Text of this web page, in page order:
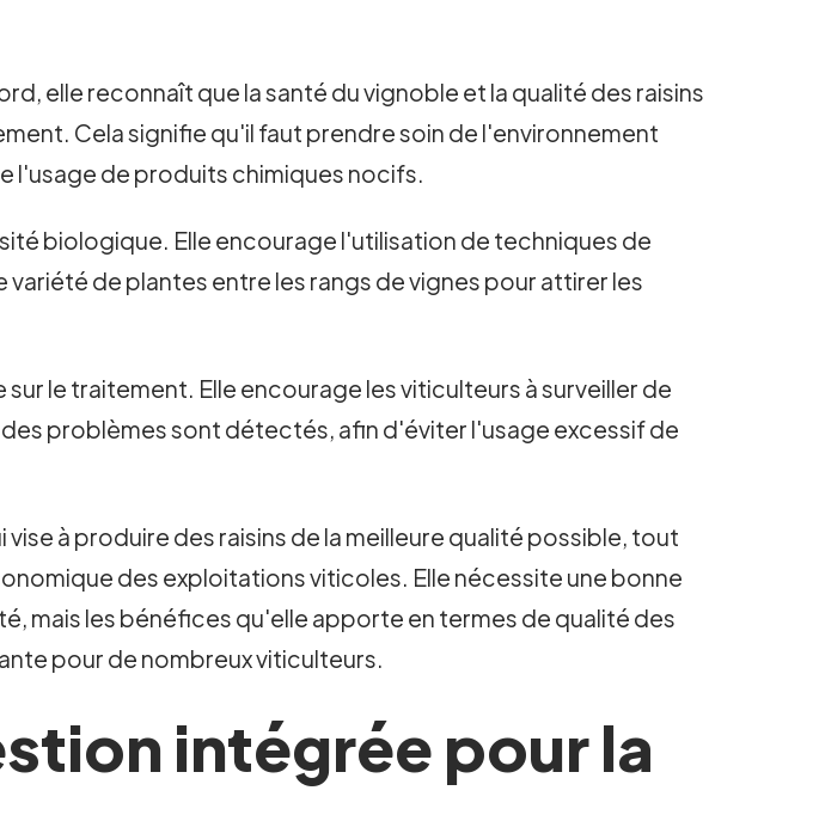
elle reconnaît que la santé du vignoble et la qualité des raisins
Cela signifie qu'il faut prendre soin de l'environnement
l'usage de produits chimiques nocifs.
biologique. Elle encourage l'utilisation de techniques de
de plantes entre les rangs de vignes pour attirer les
le traitement. Elle encourage les viticulteurs à surveiller de
problèmes sont détectés, afin d'éviter l'usage excessif de
à produire des raisins de la meilleure qualité possible, tout
des exploitations viticoles. Elle nécessite une bonne
mais les bénéfices qu'elle apporte en termes de qualité des
pour de nombreux viticulteurs.
intégrée pour la